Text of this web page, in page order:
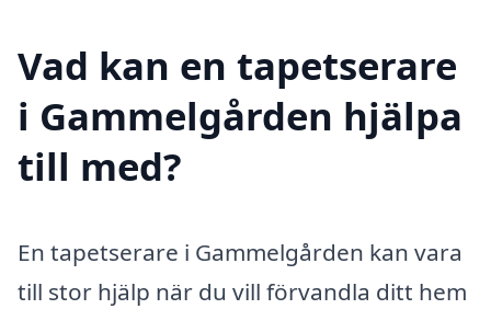
Vad kan en tapetserare
i Gammelgården hjälpa
till med?
En tapetserare i Gammelgården kan vara
till stor hjälp när du vill förvandla ditt hem